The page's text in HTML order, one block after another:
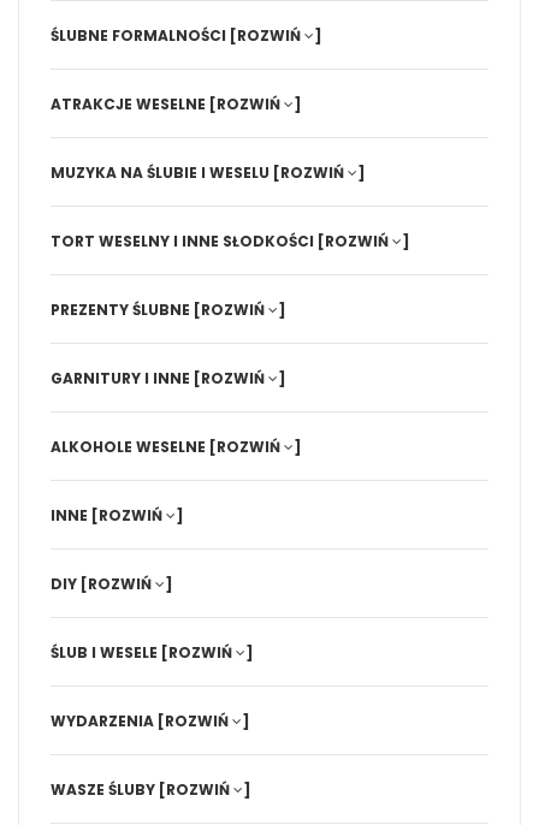
ŚLUBNE FORMALNOŚCI [ROZWIŃ ]
ATRAKCJE WESELNE [ROZWIŃ ]
MUZYKA NA ŚLUBIE I WESELU [ROZWIŃ ]
TORT WESELNY I INNE SŁODKOŚCI [ROZWIŃ ]
PREZENTY ŚLUBNE [ROZWIŃ ]
GARNITURY I INNE [ROZWIŃ ]
ALKOHOLE WESELNE [ROZWIŃ ]
INNE [ROZWIŃ ]
DIY [ROZWIŃ ]
ŚLUB I WESELE [ROZWIŃ ]
WYDARZENIA [ROZWIŃ ]
WASZE ŚLUBY [ROZWIŃ ]